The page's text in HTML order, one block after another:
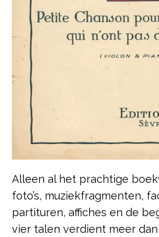
Alleen al het prachtige
foto’s, muziekfragmenten,
partituren, affiches en de
vier talen verdient meer